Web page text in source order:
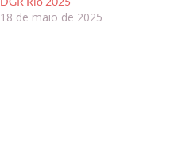
18 de maio de 2025